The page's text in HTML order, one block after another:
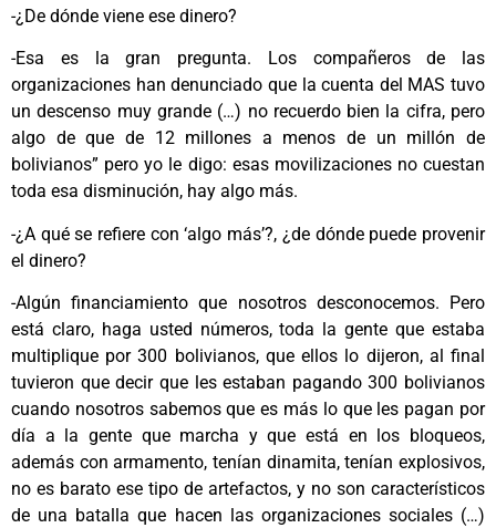
-¿De dónde viene ese dinero?
-Esa es la gran pregunta. Los compañeros de las
organizaciones han denunciado que la cuenta del MAS tuvo
un descenso muy grande (…) no recuerdo bien la cifra, pero
algo de que de 12 millones a menos de un millón de
bolivianos” pero yo le digo: esas movilizaciones no cuestan
toda esa disminución, hay algo más.
-¿A qué se refiere con ‘algo más’?, ¿de dónde puede provenir
el dinero?
-Algún financiamiento que nosotros desconocemos. Pero
está claro, haga usted números, toda la gente que estaba
multiplique por 300 bolivianos, que ellos lo dijeron, al final
tuvieron que decir que les estaban pagando 300 bolivianos
cuando nosotros sabemos que es más lo que les pagan por
día a la gente que marcha y que está en los bloqueos,
además con armamento, tenían dinamita, tenían explosivos,
no es barato ese tipo de artefactos, y no son característicos
de una batalla que hacen las organizaciones sociales (…)